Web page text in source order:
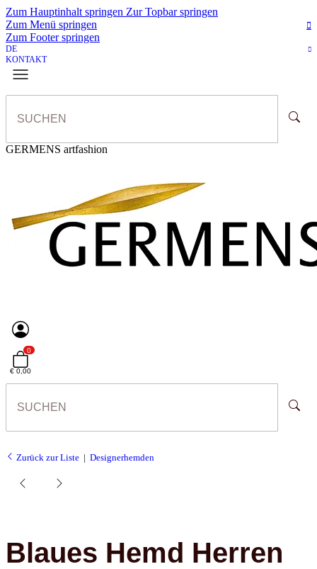
Zum Hauptinhalt springen Zur Topbar springen
Zum Menü springen
Zum Footer springen
DE
KONTAKT
GERMENS artfashion
0
€ 0,00
Zurück zur Liste Designerhemden
Blaues Hemd Herren